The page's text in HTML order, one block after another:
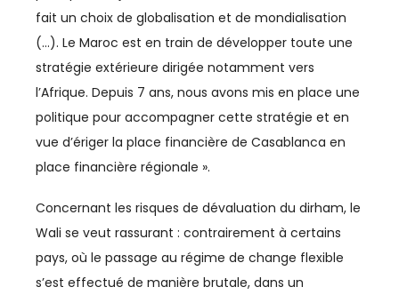
ENVIRONNEMENT
FERROVIAIRE
FINANCE / ASSURANCE
FOOTBALL
IMMOBILIER
INCLUSION
fait un choix de globalisation et de mondialisation
(…). Le Maroc est en train de développer toute une
stratégie extérieure dirigée notamment vers
l’Afrique. Depuis 7 ans, nous avons mis en place une
politique pour accompagner cette stratégie et en
vue d’ériger la place financière de Casablanca en
place financière régionale ».
Concernant les risques de dévaluation du dirham, le
Wali se veut rassurant : contrairement à certains
pays, où le passage au régime de change flexible
s’est effectué de manière brutale, dans un